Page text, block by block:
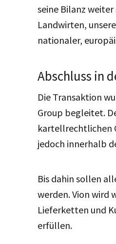
seine Bilanz
Landwirten,
nationaler,
Abschluss in
Die Transaktion
Group begleitet.
kartellrechtlichen
jedoch innerhalb
Bis dahin sollen
werden. Vion wird
Lieferketten und
erfüllen.